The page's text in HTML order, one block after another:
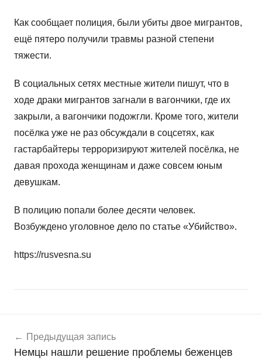
Как сообщает полиция, были убиты двое мигрантов,
ещё пятеро получили травмы разной степени
тяжести.
В социальных сетях местные жители пишут, что в
ходе драки мигрантов загнали в вагончики, где их
закрыли, а вагончики подожгли. Кроме того, жители
посёлка уже не раз обсуждали в соцсетях, как
гастарбайтеры терроризируют жителей посёлка, не
давая прохода женщинам и даже совсем юным
девушкам.
В полицию попали более десяти человек.
Возбуждено уголовное дело по статье «Убийство».
https://rusvesna.su
о
в
по
Предыдущая запись
Немцы нашли решение проблемы беженцев